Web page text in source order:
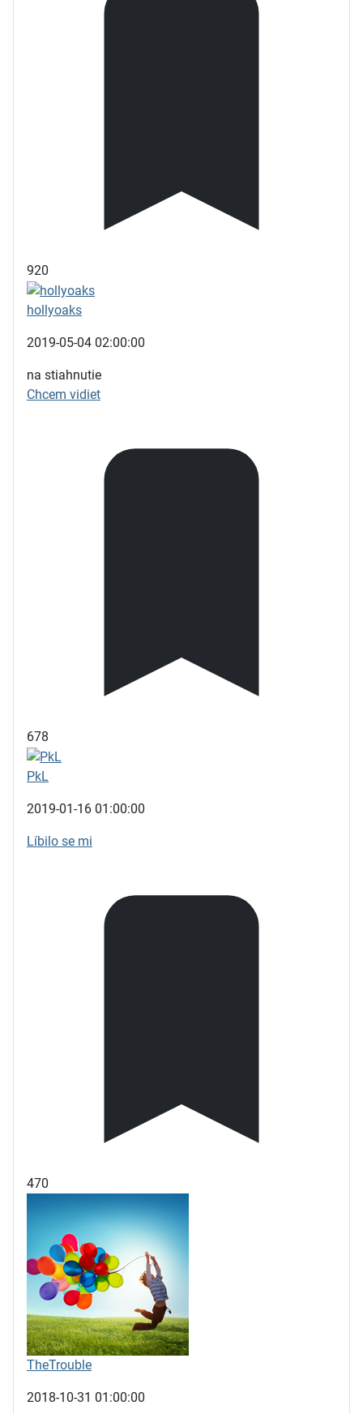
920
hollyoaks
2019-05-04 02:00:00
na stiahnutie
Chcem vidiet
678
PkL
2019-01-16 01:00:00
Líbilo se mi
470
TheTrouble
2018-10-31 01:00:00